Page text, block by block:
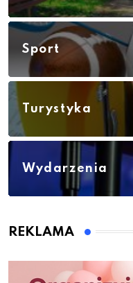
Sport
Turystyka
Wydarzenia
REKLAMA